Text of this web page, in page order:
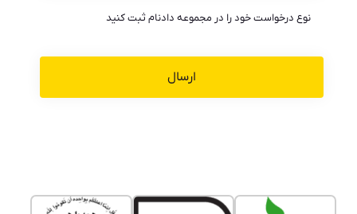
نوع درخواست خود را در مجموعه دادنام ثبت کنید